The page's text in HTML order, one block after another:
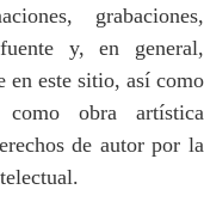
grabaciones,
y, en general,
en este sitio, así como
obra artística
de autor por la